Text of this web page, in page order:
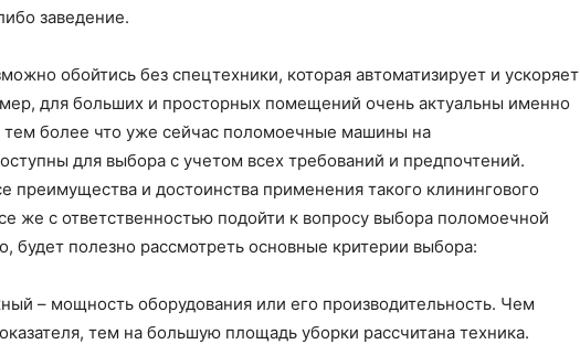
заведение.
обойтись без спецтехники, которая автоматизирует и ускоряет
для больших и просторных помещений очень актуальны именно
более что уже сейчас поломоечные машины на
для выбора с учетом всех требований и предпочтений.
преимущества и достоинства применения такого клинингового
же с ответственностью подойти к вопросу выбора поломоечной
будет полезно рассмотреть основные критерии выбора:
– мощность оборудования или его производительность. Чем
тем на большую площадь уборки рассчитана техника.